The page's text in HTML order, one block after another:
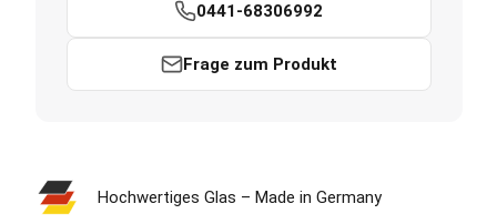
0441-68306992
Frage zum Produkt
Hochwertiges Glas – Made in Germany